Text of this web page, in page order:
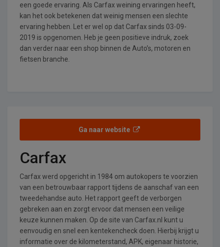
een goede ervaring. Als Carfax weining ervaringen heeft,
kan het ook betekenen dat weinig mensen een slechte
ervaring hebben. Let er wel op dat Carfax sinds 03-09-
2019 is opgenomen. Heb je geen positieve indruk, zoek
dan verder naar een shop binnen de Auto’s, motoren en
fietsen branche.
Ga naar website
Carfax
Carfax werd opgericht in 1984 om autokopers te voorzien
van een betrouwbaar rapport tijdens de aanschaf van een
tweedehandse auto. Het rapport geeft de verborgen
gebreken aan en zorgt ervoor dat mensen een veilige
keuze kunnen maken. Op de site van Carfax.nl kunt u
eenvoudig en snel een kentekencheck doen. Hierbij krijgt u
informatie over de kilometerstand, APK, eigenaar historie,